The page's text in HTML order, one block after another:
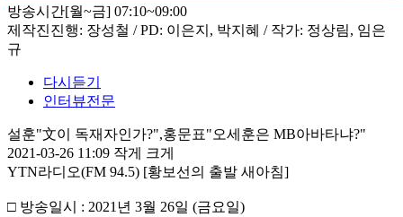
방송시간[월~금] 07:10~09:00
제작진진행: 장성철 / PD: 이은지, 박지혜 / 작가: 정상림, 임은
규
다시듣기
인터뷰전문
설훈"文이 독재자인가?",홍문표"오세훈은 MB아바타냐?"
2021-03-26 11:09 작게
크게
YTN라디오(FM 94.5) [황보선의 출발 새아침]
□ 방송일시 : 2021년 3월 26일 (금요일)